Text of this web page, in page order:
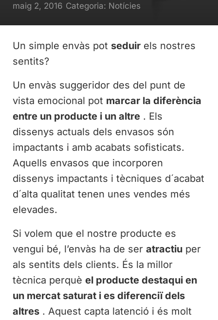
maig 2, 2016 Categoria: Notícies
Un simple envàs pot seduirels nostres
sentits?
Un envàs suggeridor des del punt de
vista emocional pot marcar la diferència
entre un producte i un altre. Els
dissenys actuals dels envasos són
impactants i amb acabats sofisticats.
Aquells envasos que incorporen
dissenys impactants i tècniques d´acabat
d´alta qualitat tenen unes vendes més
elevades.
Si volem que el nostre producte es
vengui bé, l’envàs ha de ser atractiuper
als sentits dels clients. És la millor
tècnica perquè el producte destaqui en
un mercat saturat i es diferenciï dels
altres. Aquest capta latenció i és molt